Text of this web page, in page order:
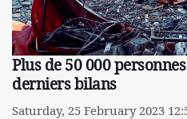
Plus de 50 000
derniers bilans
Saturday, 25 February 2023